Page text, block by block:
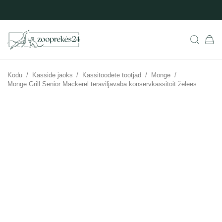
Kodu / Kasside jaoks / Kassitoodete tootjad / Monge /
Monge Grill Senior Mackerel teraviljavaba konservkassitoit želees